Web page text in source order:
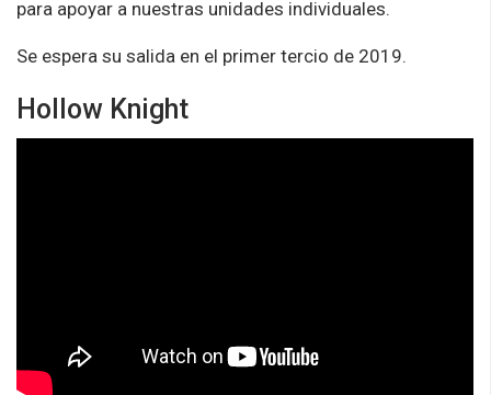
para apoyar a nuestras unidades individuales.
Se espera su salida en el primer tercio de 2019.
Hollow Knight